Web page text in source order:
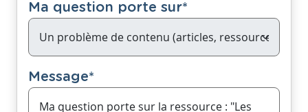
Ma question porte sur*
Message*